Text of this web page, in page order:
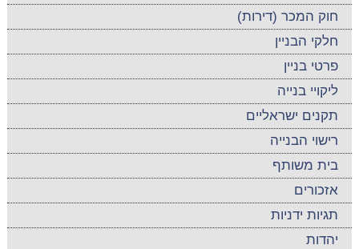
חוק המכר (דירות)
חלקי הבניין
פרטי בניין
ליקויי בנייה
תקנים ישראליים
רישוי הבנייה
בית משותף
אזכורים
תגיות ידניות
יהדות